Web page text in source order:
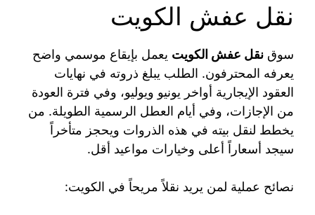
نقل عفش الكويت
سوق نقل عفش الكويت يعمل بإيقاع موسمي واضح
يعرفه المحترفون. الطلب يبلغ ذروته في نهايات
العقود الإيجارية أواخر يونيو ويوليو، وفي فترة العودة
من الإجازات، وفي أيام العطل الرسمية الطويلة. من
يخطط لنقل بيته في هذه الذروات ويحجز متأخراً
سيجد أسعاراً أعلى وخيارات مواعيد أقل.
نصائح عملية لمن يريد نقلاً مريحاً في الكويت: